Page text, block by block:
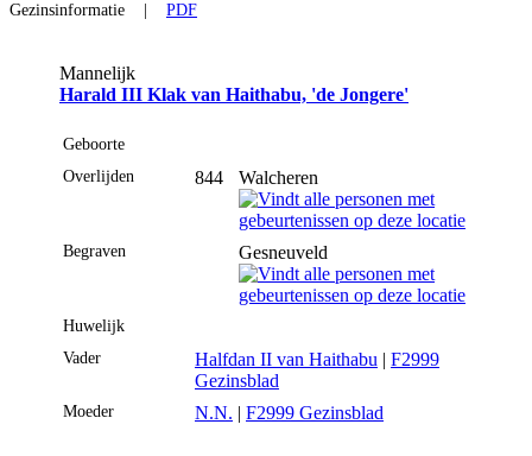
Gezinsinformatie PDF
Mannelijk
Harald III Klak van Haithabu, 'de Jongere'
Geboorte
Overlijden
844 Walcheren
Begraven Gesneuveld
Huwelijk
Vader
Halfdan II van Haithabu | F2999
Gezinsblad
Moeder N.N. | F2999 Gezinsblad